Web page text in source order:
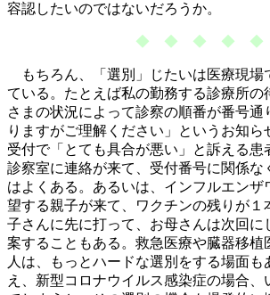
容認したいのではないだろうか。
◆ ◆ ◆ ◆ ◆
もちろん、「選別」じたいは医療現場
ている。たとえば私の勤務する診療所の
さまの状況によって診察の順番が番号通
りますがご理解ください」というお知ら
受付で「とても具合が悪い」と訴える患
診察室に連絡が来て、受付番号に関係な
はよくある。あるいは、インフルエンザ
望する親子が来て、ワクチンの残りが１
子さんに先に打って、お母さんは次回に
案することもある。救急医療や臓器移植
人は、もっとハードな選別をする場面も
え、新型コロナウイルス感染症の場合、